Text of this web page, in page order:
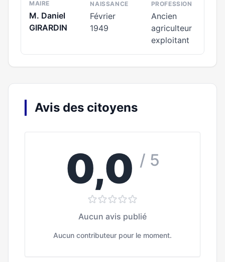
MAIRE
M. Daniel
GIRARDIN
NAISSANCE
Février
1949
PROFESSION
Ancien
agriculteur
exploitant
Avis des citoyens
0,0 / 5
Aucun avis publié
Aucun contributeur pour le moment.